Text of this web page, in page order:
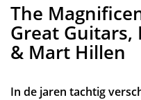
The
Great Guitars,
& Mart Hillen
In de jaren tachtig